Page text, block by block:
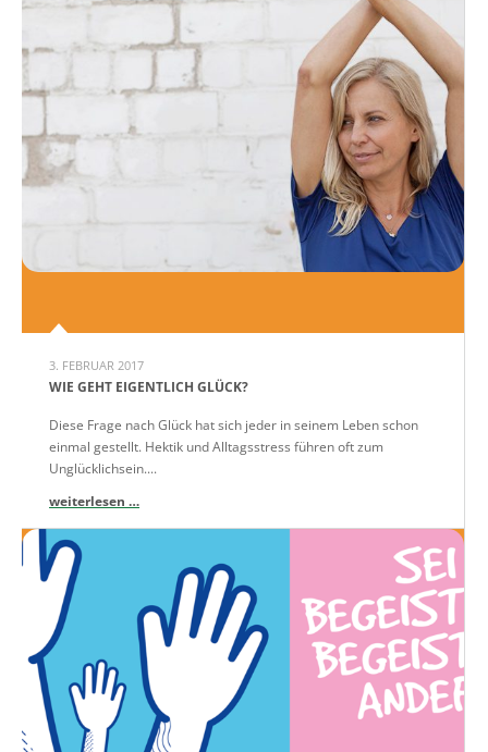
3. FEBRUAR 2017
WIE GEHT EIGENTLICH GLÜCK?
Diese Frage nach Glück hat sich jeder in seinem Leben schon
einmal gestellt. Hektik und Alltagsstress führen oft zum
Unglücklichsein....
weiterlesen …